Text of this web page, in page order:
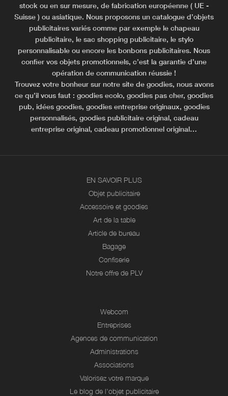
stock ou en sur mesure, de fabrication européenne ( UE -
Suisse ) ou asiatique. Nous proposons un catalogue d’objets
publicitaires variés comme par exemple le chapeau
publicitaire, le sac shopping publicitaire, le stylo
personnalisable ou encore les bonbons publicitaires. Nous
confier vos objets promotionnels, c’est la garantie d’une
opération de communication réussie !
Trouvez votre bonheur sur notre site de goodies, nous avons
ce qu’il vous faut : goodies ecolo, goodies pas cher, goodies
pub, idées goodies, goodies entreprise originaux, goodies
personnalisés, goodies publicitaire original, cadeau
entreprise original, cadeau promotionnel original…
EN SAVOIR PLUS
Objet publicitaire
Accessoire et goodies
Art de la table
Article de bureau
Bagage
Confiserie
Notre offre de PLV
Webcom
Entreprises
Agences de communication
Administrations
Associations
Valorisez votre marque
Le blog de l'objet publicitaire